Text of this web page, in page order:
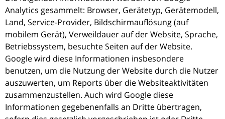
Analytics gesammelt: Browser, Gerätetyp, Gerätemodell,
Land, Service-Provider, Bildschirmauflösung (auf
mobilem Gerät), Verweildauer auf der Website, Sprache,
Betriebssystem, besuchte Seiten auf der Website.
Google wird diese Informationen insbesondere
benutzen, um die Nutzung der Website durch die Nutzer
auszuwerten, um Reports über die Websiteaktivitäten
zusammenzustellen. Auch wird Google diese
Informationen gegebenenfalls an Dritte übertragen,